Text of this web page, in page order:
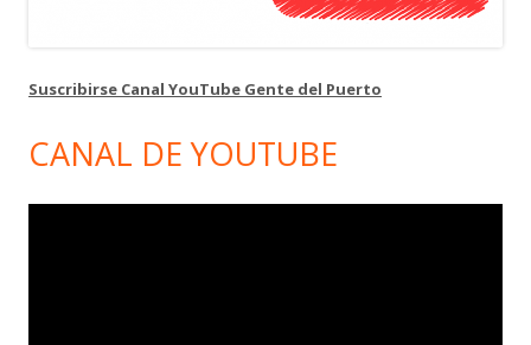
Suscribirse Canal YouTube Gente del Puerto
CANAL DE YOUTUBE